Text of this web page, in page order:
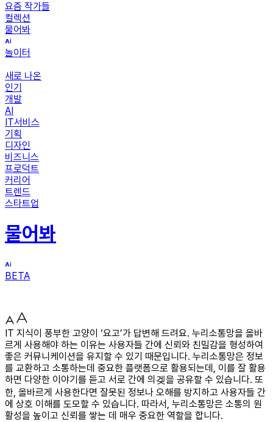
요즘 작가들
컬렉션
물어봐
놀이터
새로 나온
인기
개발
AI
IT서비스
기획
디자인
비즈니스
프로덕트
커리어
트렌드
스타트업
물어봐
BETA
IT 지식이 풍부한 고양이 ‘요고’가 답변해 드려요. 누리소통망을 올바
르게 사용해야 하는 이유는 사용자들 간에 신뢰와 친밀감을 형성하여
좋은 커뮤니케이션을 유지할 수 있기 때문입니다. 누리소통망은 정보
를 교환하고 소통하는데 중요한 플랫폼으로 활용되는데, 이를 잘 활용
하면 다양한 이야기를 듣고 서로 간에 의겢을 공유할 수 있습니다. 또
한, 올바르게 사용한다면 잘못된 정보나 오해를 방지하고 사용자들 간
에 상호 이해를 도모할 수 있습니다. 따라서, 누리소통망은 소통의 원
활성을 높이고 신뢰를 쌓는 데 매우 중요한 역할을 합니다.